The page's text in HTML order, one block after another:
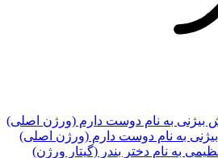
به نام دوست دارم (ورژن اصلی)